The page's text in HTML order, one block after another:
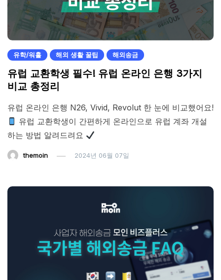
유학/워홀 해외 생활 꿀팁 해외송금
유럽 교환학생 필수! 유럽 온라인 은행 3가지
비교 총정리
유럽 온라인 은행 N26, Vivid, Revolut 한 눈에 비교했어요!
유럽 교환학생이 간편하게 온라인으로 유럽 계좌 개설
하는 방법 알려드려요
themoin 2024년 06월 07일